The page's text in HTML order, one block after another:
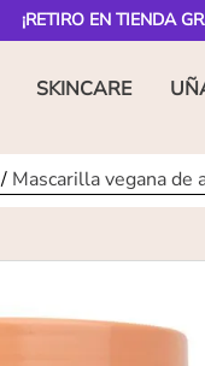
¡RETIRO EN TIENDA
SKINCARE
Mascarilla vegana de